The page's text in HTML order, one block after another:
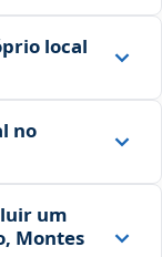
local
no
um
Montes